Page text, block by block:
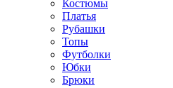
Костюмы
Платья
Рубашки
Топы
Футболки
Юбки
Брюки